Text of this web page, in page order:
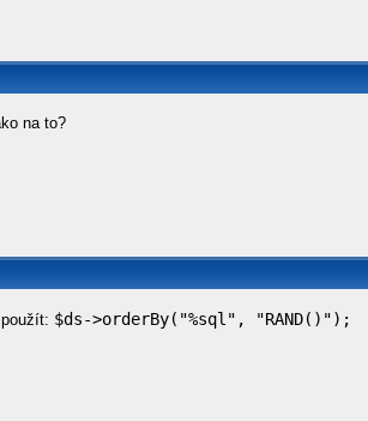
na to?
$ds->orderBy("%sql", "RAND()");